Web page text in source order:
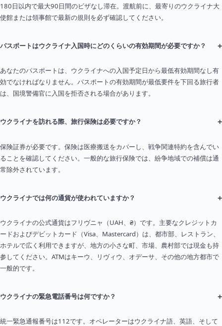
180日以内で最大90日間のビザなし滞在。渡航前に、最寄りのウクライナ大
使館または領事館で最新の規則を必ず確認してください。
パスポートはウクライナ入国時にどのくらいの有効期間が必要ですか？ +
あなたのパスポートは、ウクライナへの入国予定日から最低有効期間なし有
効でなければなりません。パスポートの有効期間が最低要件を下回る旅行者
は、国境警備官に入国を拒否される場合があります。
ウクライナを訪れる際、旅行保険は必要ですか？ +
保険証券が必要です。保険は医療搬送をカバーし、戦争関連特約を含んでい
ることを確認してください。一般的な旅行保険では、紛争地域での補償は通
常除外されています。
ウクライナでは何の通貨が使われていますか？ +
ウクライナの公式通貨はフリヴニャ（UAH、₴）です。主要なクレジットカ
ードおよびデビットカード（Visa、Mastercard）は、都市部、レストラン、
ホテルで広く利用できますが、地方の小さな町、市場、農村部では現金も持
参してください。ATMはキーウ、リヴィウ、オデーサ、その他の地方都市で
一般的です。
ウクライナの緊急電話番号は何ですか？ +
統一緊急通報番号は112です。オペレーターはウクライナ語、英語、そして